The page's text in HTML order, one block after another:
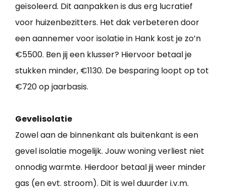
geïsoleerd. Dit aanpakken is dus erg lucratief
voor huizenbezitters. Het dak verbeteren door
een aannemer voor isolatie in Hank kost je zo’n
€5500. Ben jij een klusser? Hiervoor betaal je
stukken minder, €1130. De besparing loopt op tot
€720 op jaarbasis.
Gevelisolatie
Zowel aan de binnenkant als buitenkant is een
gevel isolatie mogelijk. Jouw woning verliest niet
onnodig warmte. Hierdoor betaal jij weer minder
gas (en evt. stroom). Dit is wel duurder i.v.m.